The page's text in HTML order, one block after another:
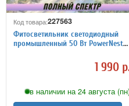
Код товара:227563
Фитосветильник светодиодный
промышленный 50 Вт PowerNest
1 990
в наличии на 24 августа